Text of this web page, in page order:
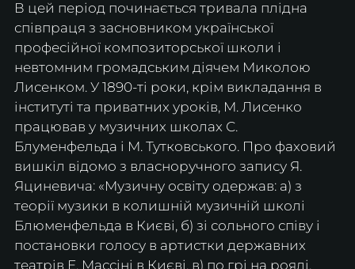
В цей період починається тривала плідна
співпраця з засновником української
професійної композиторської школи і
невтомним громадським діячем Миколою
Лисенком. У 1890-ті роки, крім викладання в
інституті та приватних уроків, М. Лисенко
працював у музичних школах С.
Блуменфельда і М. Тутковського. Про фаховий
вишкіл відомо з власноручного запису Я.
Яциневича: «Музичну освіту одержав: а) з
теорії музики в колишній музичній школі
Блюменфельда в Києві, б) зі сольного співу і
постановки голосу в артистки державних
театрів Е. Массіні в Києві, в) по грі на роялі,